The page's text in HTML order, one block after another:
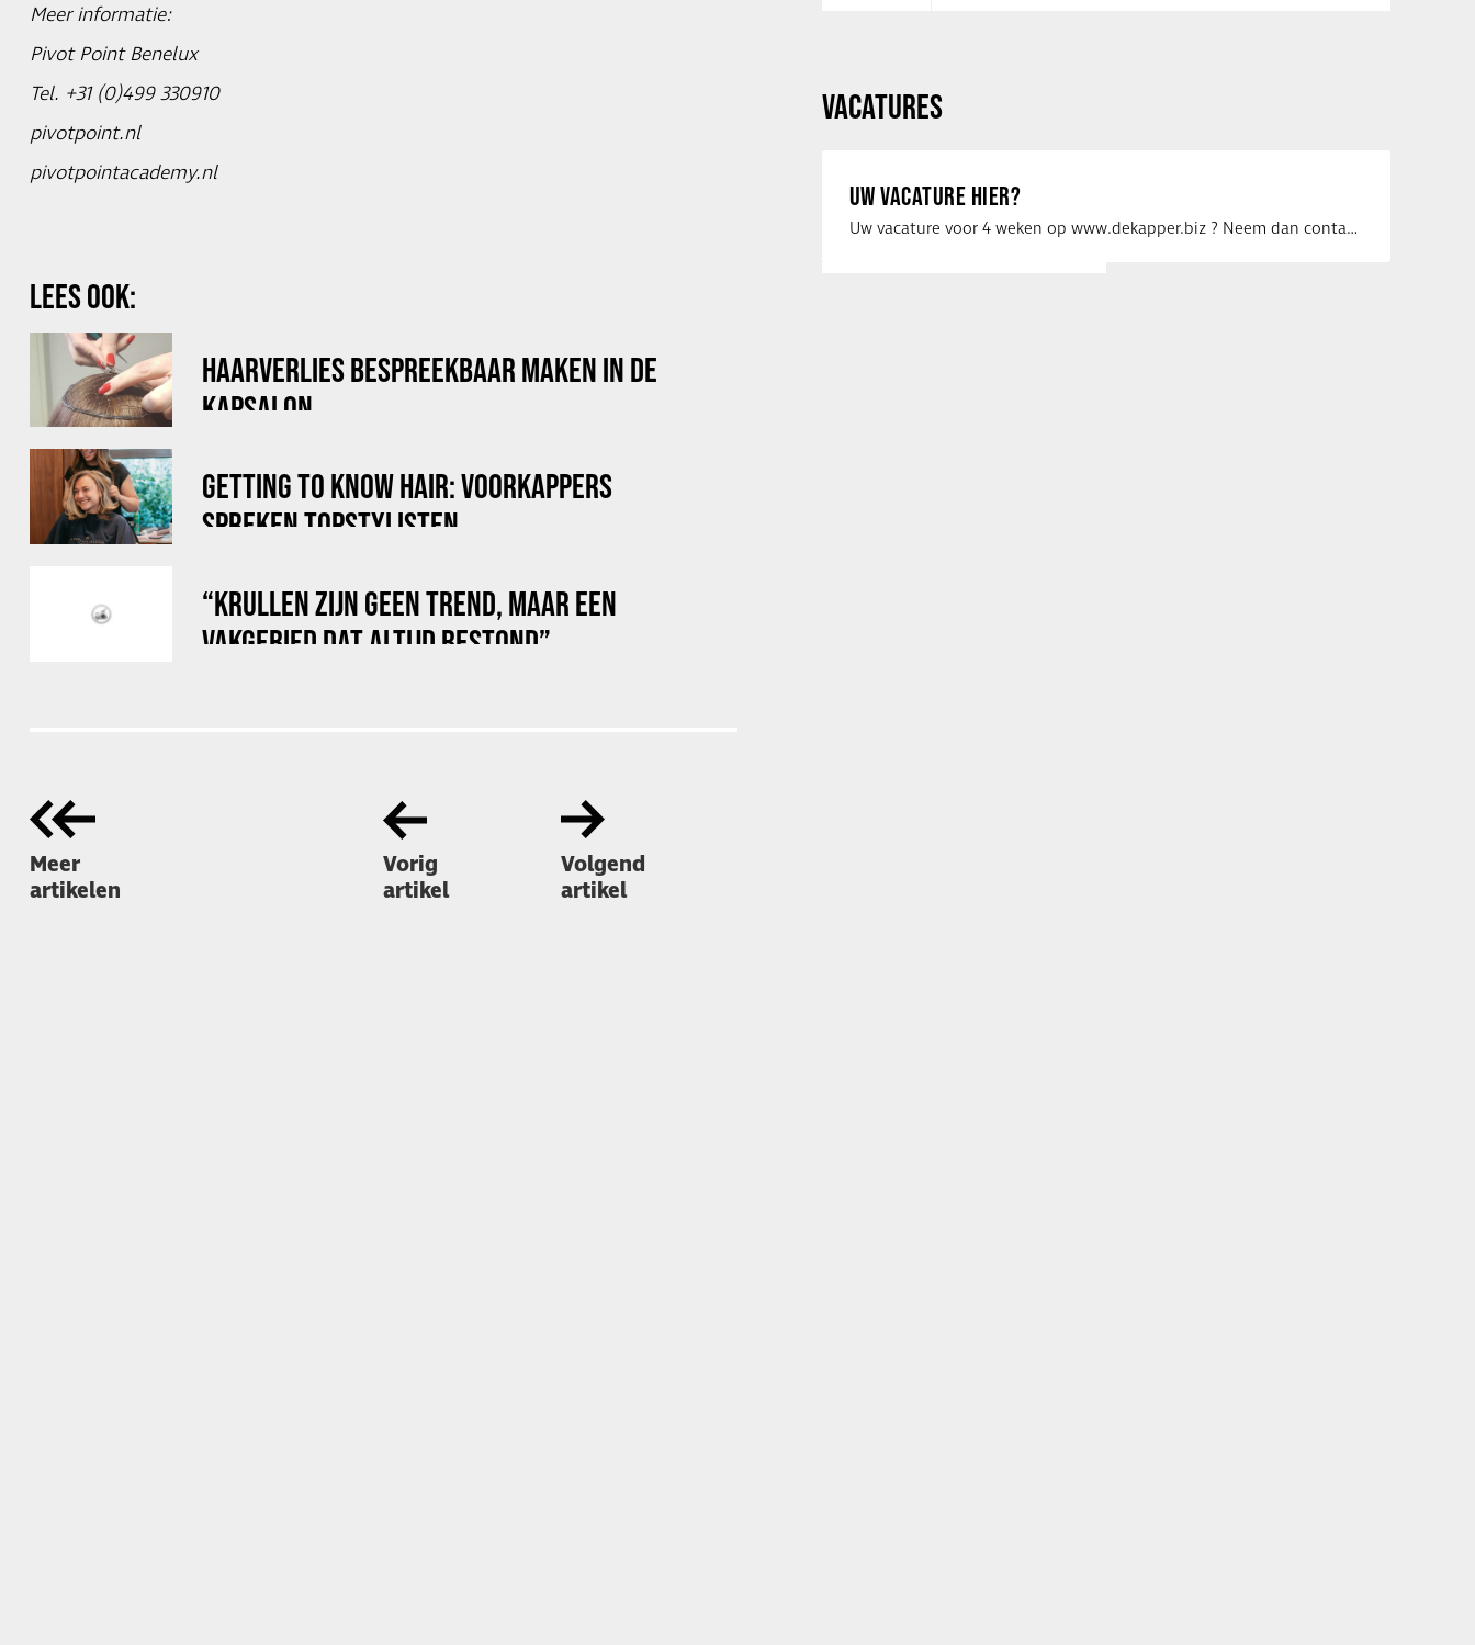
Meer informatie:
Pivot Point Benelux
Tel. +31 (0)499 330910
pivotpoint.nl
pivotpointacademy.nl
LEES OOK:
HAARVERLIES BESPREEKBAAR MAKEN IN DE
KAPSALON
GETTING TO KNOW HAIR: VOORKAPPERS
SPREKEN TOPSTYLISTEN
“KRULLEN ZIJN GEEN TREND, MAAR EEN
VAKGEBIED DAT ALTIJD BESTOND”
Meer
artikelen
Vorig
artikel
Volgend
artikel
VACATURES
UW VACATURE HIER?
Uw vacature voor 4 weken op www.dekapper.biz ? Neem dan contact op met Maaike …